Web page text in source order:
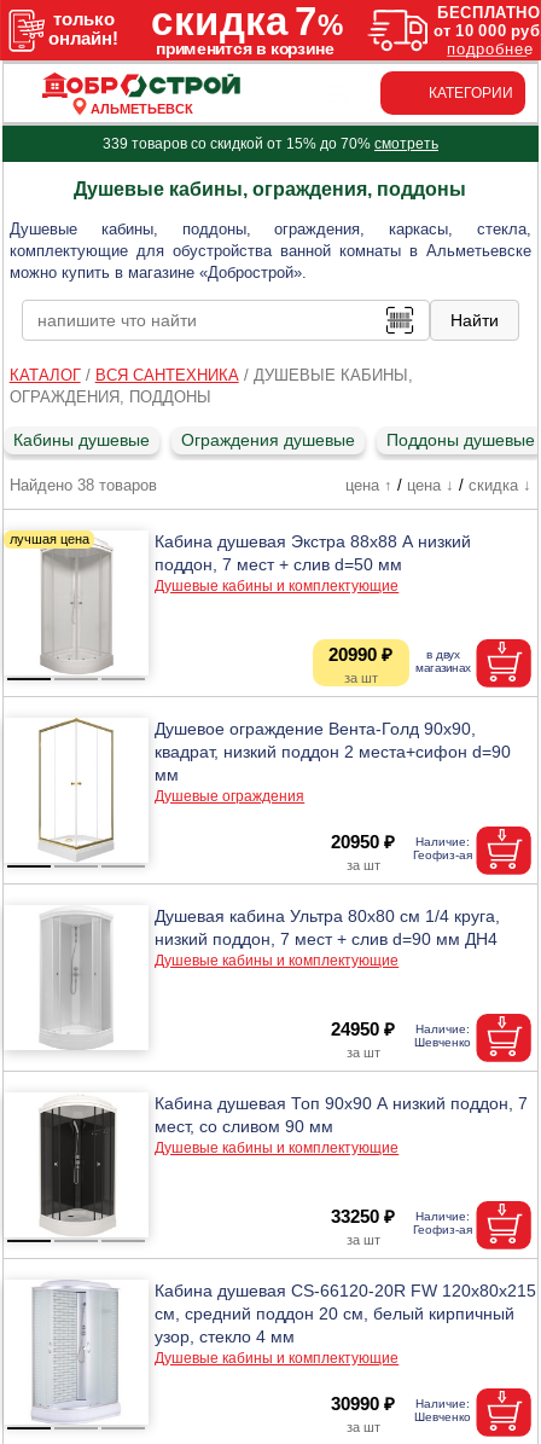
АЛЬМЕТЬЕВСК
КАТЕГОРИИ
339 товаров со скидкой от 15% до 70% смотреть
Душевые кабины, ограждения, поддоны
Душевые кабины, поддоны, ограждения, каркасы, стекла,
комплектующие для обустройства ванной комнаты в Альметьевске
можно купить в магазине «Добрострой».
КАТАЛОГ/ ВСЯ САНТЕХНИКА/ ДУШЕВЫЕ КАБИНЫ,
ОГРАЖДЕНИЯ, ПОДДОНЫ
Кабины душевые Ограждения душевые Поддоны душевые
Найдено 38 товаров цена ↑ / цена ↓ / скидка ↓
Кабина душевая Экстра 88х88 А низкий
поддон, 7 мест + слив d=50 мм
Душевые кабины и комплектующие
20990 ₽
Душевое ограждение Вента-Голд 90х90,
квадрат, низкий поддон 2 места+сифон d=90
мм
Душевые ограждения
20950 ₽
Душевая кабина Ультра 80х80 см 1/4 круга,
низкий поддон, 7 мест + слив d=90 мм ДН4
Душевые кабины и комплектующие
24950 ₽
Кабина душевая Топ 90х90 А низкий поддон, 7
мест, со сливом 90 мм
Душевые кабины и комплектующие
33250 ₽
Кабина душевая CS-66120-20R FW 120х80х215
см, средний поддон 20 см, белый кирпичный
узор, стекло 4 мм
Душевые кабины и комплектующие
30990 ₽